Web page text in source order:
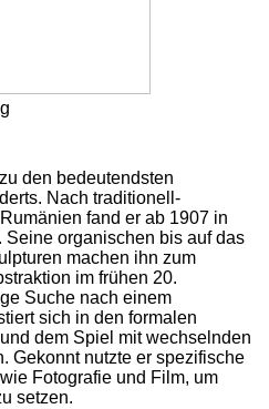
den bedeutendsten
Nach traditionell-
fand er ab 1907 in
organischen bis auf das
machen ihn zum
im frühen 20.
Suche nach einem
sich in den formalen
dem Spiel mit wechselnden
Gekonnt nutzte er spezifische
Fotografie und Film, um
setzen.